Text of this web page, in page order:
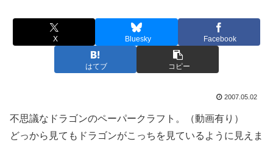
X Bluesky Facebook
はてブ コピー
2007.05.02
不思議なドラゴンのペーパークラフト。（動画有り）
どっから見てもドラゴンがこっちを見ているように見えま